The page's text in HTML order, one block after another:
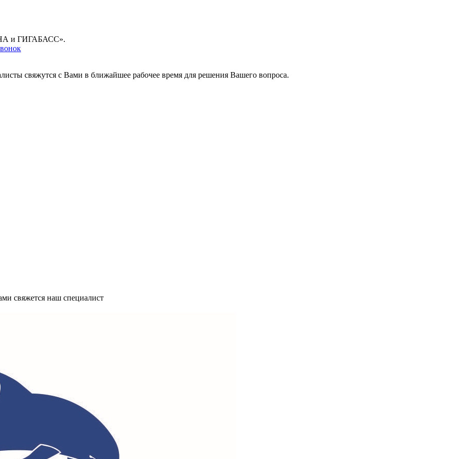
и ГИГАБАСС».
свяжутся с Вами в ближайшее рабочее время для решения Вашего вопроса.
свяжется наш специалист